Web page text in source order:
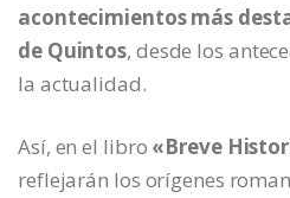
acontecimientos más
de Quintos, desde los
la actualidad.
Así, en el libro «Breve
reflejarán los orígenes